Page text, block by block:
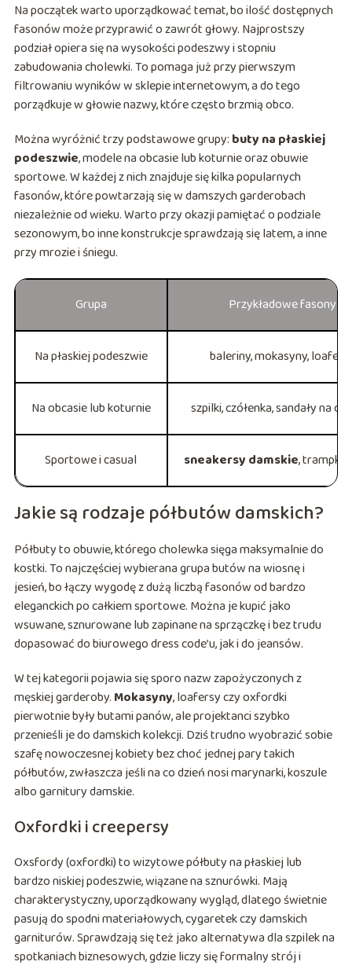
Na początek warto uporządkować temat, bo ilość dostępnych
fasonów może przyprawić o zawrót głowy. Najprostszy
podział opiera się na wysokości podeszwy i stopniu
zabudowania cholewki. To pomaga już przy pierwszym
filtrowaniu wyników w sklepie internetowym, a do tego
porządkuje w głowie nazwy, które często brzmią obco.
Można wyróżnić trzy podstawowe grupy: buty na płaskiej
podeszwie, modele na obcasie lub koturnie oraz obuwie
sportowe. W każdej z nich znajduje się kilka popularnych
fasonów, które powtarzają się w damszych garderobach
niezależnie od wieku. Warto przy okazji pamiętać o podziale
sezonowym, bo inne konstrukcje sprawdzają się latem, a inne
przy mrozie i śniegu.
Grupa Przykładowe fasony
Na płaskiej podeszwie baleriny, mokasyny,
Na obcasie lub koturnie szpilki, czółenka, sandały na
Sportowe i casual sneakersy damskie, trampki,
Jakie są rodzaje półbutów damskich?
Półbuty to obuwie, którego cholewka sięga maksymalnie do
kostki. To najczęściej wybierana grupa butów na wiosnę i
jesień, bo łączy wygodę z dużą liczbą fasonów od bardzo
eleganckich po całkiem sportowe. Można je kupić jako
wsuwane, sznurowane lub zapinane na sprzączkę i bez trudu
dopasować do biurowego dress code’u, jak i do jeansów.
W tej kategorii pojawia się sporo nazw zapożyczonych z
męskiej garderoby. Mokasyny, loafersy czy oxfordki
pierwotnie były butami panów, ale projektanci szybko
przenieśli je do damskich kolekcji. Dziś trudno wyobrazić sobie
szafę nowoczesnej kobiety bez choć jednej pary takich
półbutów, zwłaszcza jeśli na co dzień nosi marynarki, koszule
albo garnitury damskie.
Oxfordki i creepersy
Oxsfordy (oxfordki) to wizytowe półbuty na płaskiej lub
bardzo niskiej podeszwie, wiązane na sznurówki. Mają
charakterystyczny, uporządkowany wygląd, dlatego świetnie
pasują do spodni materiałowych, cygaretek czy damskich
garniturów. Sprawdzają się też jako alternatywa dla szpilek na
spotkaniach biznesowych, gdzie liczy się formalny strój i